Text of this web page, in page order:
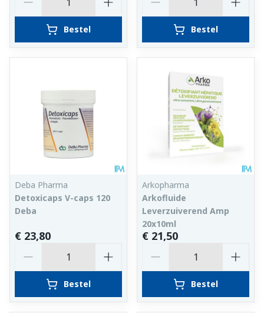
Bestel Bestel
Deba Pharma
Detoxicaps V-caps 120
Deba
€ 23,80
Bestel
Arkopharma
Arkofluide
Leverzuiverend Amp
20x10ml
€ 21,50
Bestel